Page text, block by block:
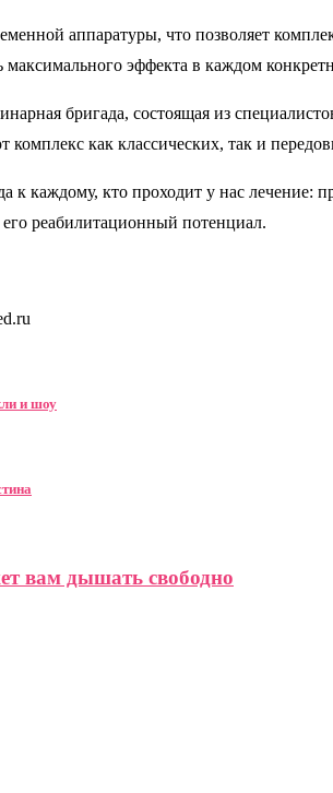
аппаратуры, что позволяет
эффекта в каждом
бригада, состоящая из
как классических, так и
каждому, кто проходит у нас лечение:
реабилитационный потенциал.
и шоу
вам дышать свободно